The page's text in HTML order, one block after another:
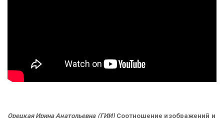
Орецкая Ирина Анатольевна (ГИИ) Соотношение изображений и